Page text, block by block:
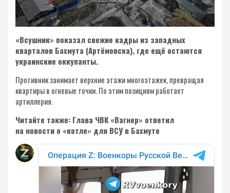
«Всушник» показал свежие кадры из западных
кварталов Бахмута (Артёмовска), где ещё остаются
украинские оккупанты.
Противник занимает верхние этажи многоэтажек, превращая
квартиры в огневые точки. По этим позициям работает
артиллерия.
Читайте также: Глава ЧВК «Вагнер» ответил
на новости о «котле» для ВСУ в Бахмуте